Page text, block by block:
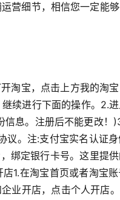
营细节，相信您一定能
淘宝，点击上方我的淘
续进行下面的操作。2.
息。注册后不能更改！
。注:支付宝实名认证
绑定银行卡号。这里提
1.在淘宝首页或者淘宝
业开店，点击个人开店